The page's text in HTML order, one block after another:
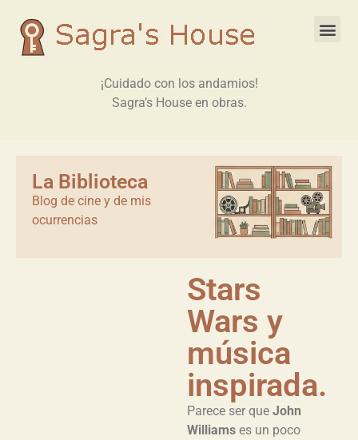
¡Cuidado con los andamios!
Sagra’s House en obras.
La Biblioteca
Blog de cine y de mis
ocurrencias
Stars
Wars y
música
inspirada.
Parece ser que John
Williams es un poco